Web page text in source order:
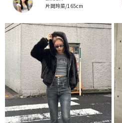
片岡玲菜/165cm